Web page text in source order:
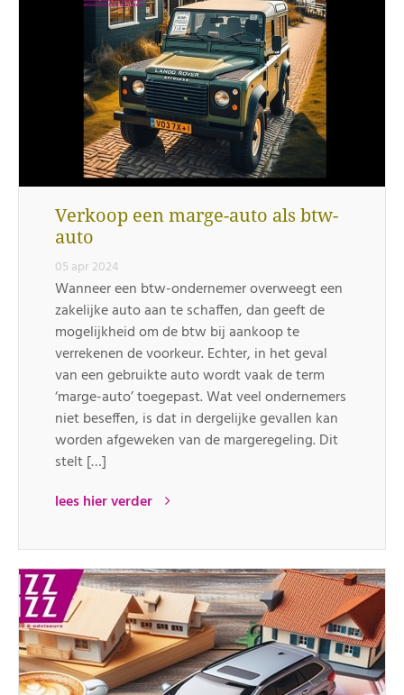
Verkoop een marge-auto als btw-
auto
05 apr 2024
Wanneer een btw-ondernemer overweegt een
zakelijke auto aan te schaffen, dan geeft de
mogelijkheid om de btw bij aankoop te
verrekenen de voorkeur. Echter, in het geval
van een gebruikte auto wordt vaak de term
‘marge-auto’ toegepast. Wat veel ondernemers
niet beseffen, is dat in dergelijke gevallen kan
worden afgeweken van de margeregeling. Dit
stelt […]
lees hier verder